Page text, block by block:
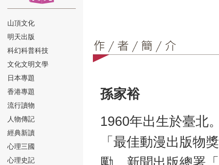
⑬
⑭
山頂文化
明天出版
科幻科普科技
文化文明文學
日本專題
香港專題
流行讀物
人物傳記
經典新讀
心理三國
心理史記
孫家裕
1960年出生於臺北
「最佳動漫出版物